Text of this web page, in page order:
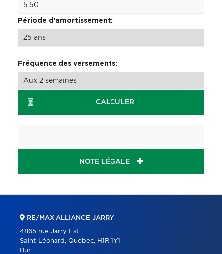
Période d'amortissement:
Fréquence des versements:
CALCULER
NOTE LÉGALE
RE/MAX ALLIANCE JARRY
4865 rue Jarry Est
Saint-Léonard, Québec, H1R 1Y1
Bur.: